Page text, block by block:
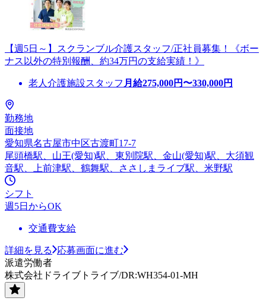
【週5日～】スクランブル介護スタッフ/正社員募集！《ボー
ナス以外の特別報酬、約34万円の支給実績！》
老人介護施設スタッフ 月給275,000円〜330,000円
勤務地
面接地
愛知県名古屋市中区古渡町17-7
尾頭橋駅、山王(愛知)駅、東別院駅、金山(愛知)駅、大須観
音駅、上前津駅、鶴舞駅、ささしまライブ駅、米野駅
シフト
週5日からOK
交通費支給
詳細を見る
応募画面に進む
派遣労働者
株式会社ドライブトライブ/DR:WH354-01-MH